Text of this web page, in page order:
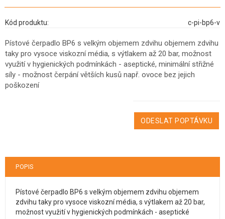
Kód produktu: c-pi-bp6-v
Pístové čerpadlo BP6 s velkým objemem zdvihu objemem zdvihu
taky pro vysoce viskozní média, s výtlakem až 20 bar, možnost
využití v hygienických podmínkách - aseptické, minimální střižné
síly - možnost čerpání větších kusů např. ovoce bez jejich
poškození
ODESLAT POPTÁVKU
POPIS
Pístové čerpadlo BP6 s velkým objemem zdvihu objemem
zdvihu taky pro vysoce viskozní média, s výtlakem až 20 bar,
možnost využití v hygienických podmínkách - aseptické